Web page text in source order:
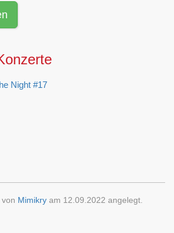
Night #17
Mimikry am 12.09.2022 angelegt.